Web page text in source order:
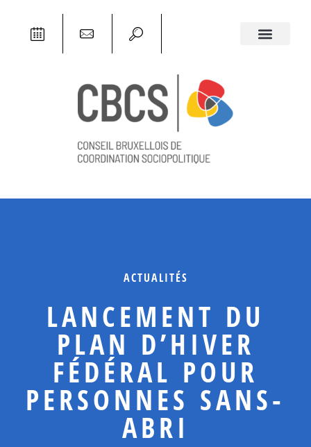
ACTUALITÉS
LANCEMENT DU
PLAN D’HIVER
FÉDÉRAL POUR
PERSONNES SANS-
ABRI